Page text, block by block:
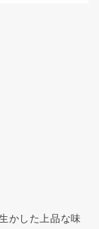
かした上品な味